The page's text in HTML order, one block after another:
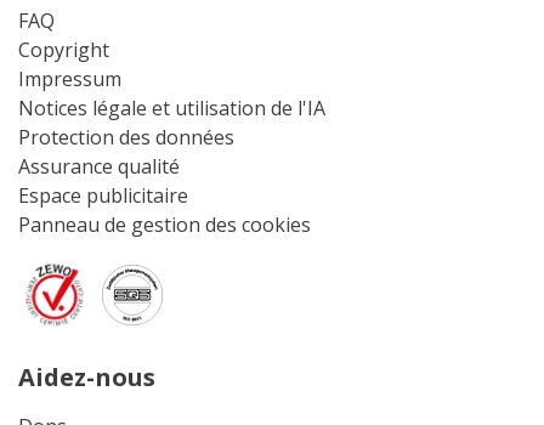
FAQ
Copyright
Impressum
Notices légale et utilisation de l'IA
Protection des données
Assurance qualité
Espace publicitaire
Panneau de gestion des cookies
Aidez-nous